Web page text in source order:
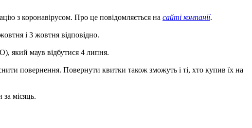
з коронавірусом. Про це повідомляється на сайті компанії.
і 3 жовтня відповідно.
який маув відбутися 4 липня.
повернення. Повернути квитки також зможуть і ті, хто купив їх на
місяць.